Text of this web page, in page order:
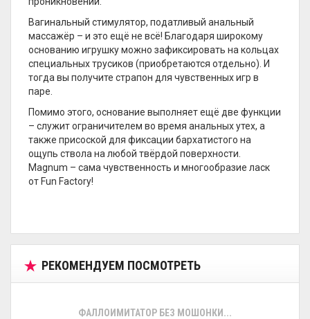
Вагинальный стимулятор, податливый анальный
массажёр – и это ещё не всё! Благодаря широкому
основанию игрушку можно зафиксировать на кольцах
специальных трусиков (приобретаются отдельно). И
тогда вы получите страпон для чувственных игр в
паре.
Помимо этого, основание выполняет ещё две функции
– служит ограничителем во время анальных утех, а
также присоской для фиксации бархатистого на
ощупь ствола на любой твёрдой поверхности.
Magnum – сама чувственность и многообразие ласк
от Fun Factory!
РЕКОМЕНДУЕМ ПОСМОТРЕТЬ
ФАЛЛОИМИТАТОР БЕЗ МОШОНКИ...